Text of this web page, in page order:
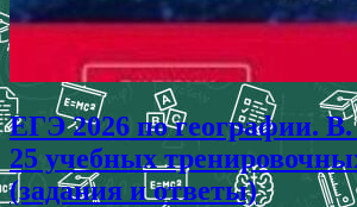
ЕГЭ 2026 по географии.
25 учебных
(задания и ответы)